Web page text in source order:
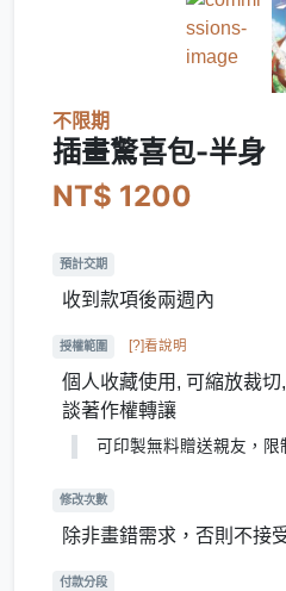
不限期
插畫驚喜包-半身
NT$ 1200
預計交期
收到款項後兩週內
授權範圍 [?]看說明
個人收藏使用, 可縮放裁
談著作權轉讓
可印製無料贈送親友，
修改次數
除非畫錯需求，否則不接
付款分段